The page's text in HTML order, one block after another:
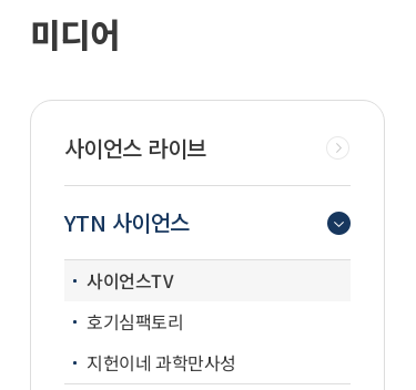
미디어
사이언스 라이브
YTN 사이언스
사이언스TV
호기심팩토리
지헌이네 과학만사성